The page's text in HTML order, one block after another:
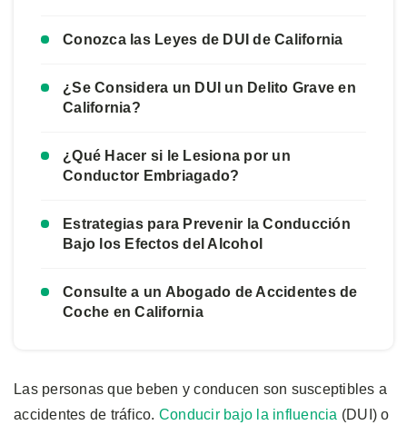
Conozca las Leyes de DUI de California
¿Se Considera un DUI un Delito Grave en
California?
¿Qué Hacer si le Lesiona por un
Conductor Embriagado?
Estrategias para Prevenir la Conducción
Bajo los Efectos del Alcohol
Consulte a un Abogado de Accidentes de
Coche en California
Las personas que beben y conducen son susceptibles a
accidentes de tráfico. Conducir bajo la influencia (DUI) o